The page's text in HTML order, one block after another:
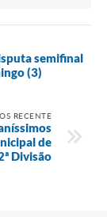
semifinal
(3)
RECENTE
de
Divisão